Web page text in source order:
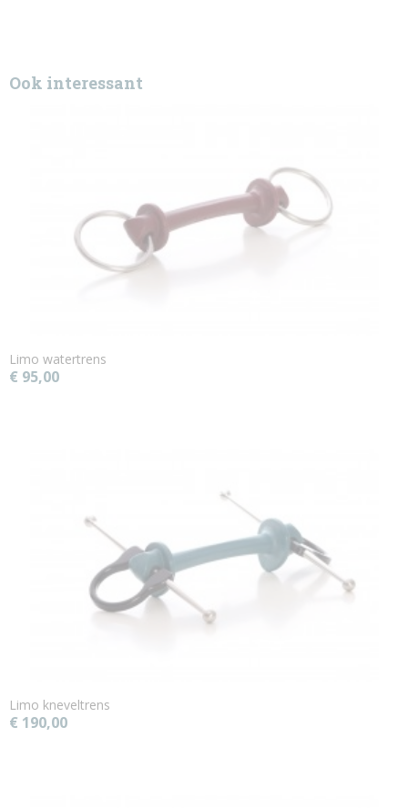
Ook interessant
Limo watertrens
€ 95,00
Limo kneveltrens
€ 190,00